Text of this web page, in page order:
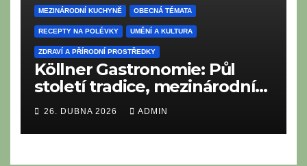
MEZINÁRODNÍ KUCHYNĚ OBECNÁ TÉMATA
RECEPTY NA POLÉVKY UMĚNÍ A KULTURA
ZDRAVÍ A PŘÍRODNÍ PROSTŘEDKY
Köllner Gastronomie: Půl
století tradice, mezinárodní
vize a rodinné srdce
26. DUBNA 2026 ADMIN